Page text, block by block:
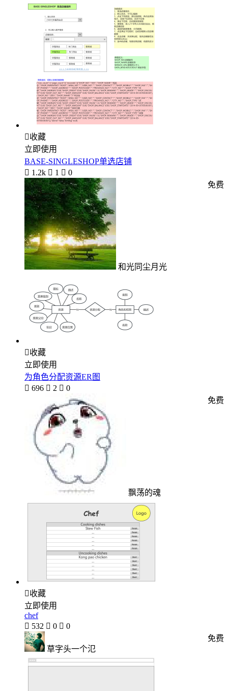
收藏
立即使用
BASE-SINGLESHOP单选店铺
 1.2k  1  0
和光同尘月光
免费
收藏
立即使用
为角色分配资源ER图
 696  2  0
飘荡的魂
免费
收藏
立即使用
chef
 532  0  0
草字头一个氾
免费